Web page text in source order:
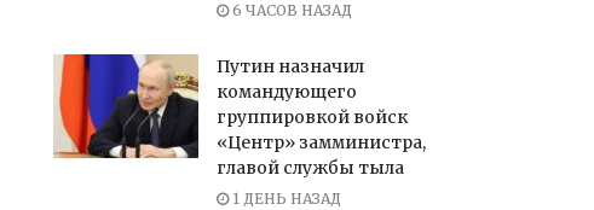
6 ЧАСОВ НАЗАД
Путин назначил
командующего
группировкой войск
«Центр» замминистра,
главой службы тыла
1 ДЕНЬ НАЗАД